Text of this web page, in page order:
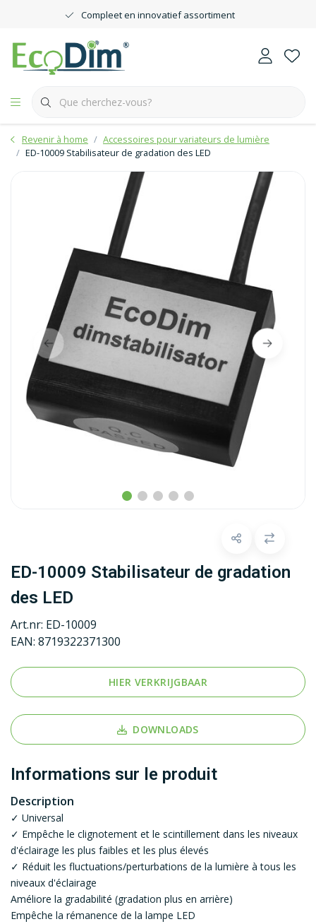
Compleet en innovatief assortiment
Revenir à home
Accessoires pour variateurs de lumière
ED-10009 Stabilisateur de gradation des LED
ED-10009 Stabilisateur de gradation
des LED
Art.nr: ED-10009
EAN: 8719322371300
HIER VERKRIJGBAAR
DOWNLOADS
Informations sur le produit
Description
✓ Universal
✓ Empêche le clignotement et le scintillement dans les niveaux
d'éclairage les plus faibles et les plus élevés
✓ Réduit les fluctuations/perturbations de la lumière à tous les
niveaux d'éclairage
Améliore la gradabilité (gradation plus en arrière)
Empêche la rémanence de la lampe LED